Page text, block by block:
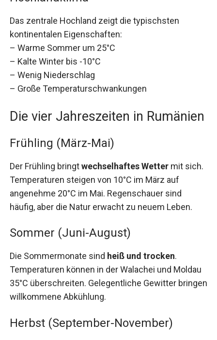
Das zentrale Hochland zeigt die typischsten
kontinentalen Eigenschaften:
– Warme Sommer um 25°C
– Kalte Winter bis -10°C
– Wenig Niederschlag
– Große Temperaturschwankungen
Die vier Jahreszeiten in Rumänien
Frühling (März-Mai)
Der Frühling bringtwechselhaftes Wetter mit sich.
Temperaturen steigen von 10°C im März auf
angenehme 20°C im Mai. Regenschauer sind
häufig, aber die Natur erwacht zu neuem Leben.
Sommer (Juni-August)
Die Sommermonate sind heiß und trocken.
Temperaturen können in der Walachei und Moldau
35°C überschreiten. Gelegentliche Gewitter bringen
willkommene Abkühlung.
Herbst (September-November)